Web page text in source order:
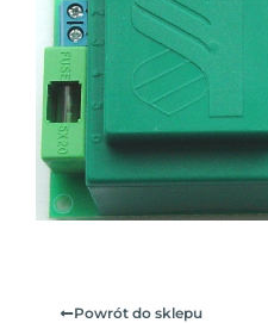
Powrót do sklepu